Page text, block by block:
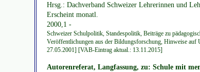
Hrsg.: Dachverband Schweizer Lehrerinnen und
Erscheint monatl.
2000,1 -
Schweizer Schulpolitik, Standespolitik, Beiträge zu
Veröffentlichungen aus der Bildungsforschung, Hinweise
27.05.2001] [VAB-Eintrag aktual.: 13.11.2015]
Autorenreferat, Langfassung, zu: Schule mit